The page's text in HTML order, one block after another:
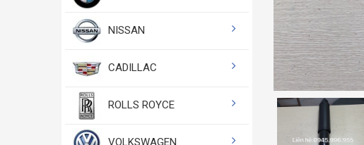
NISSAN
CADILLAC
ROLLS ROYCE
VOLKSWAGEN